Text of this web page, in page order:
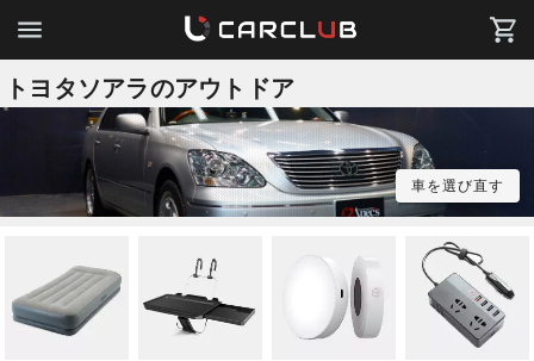
トヨタソアラのアウトドア
車を選び直す